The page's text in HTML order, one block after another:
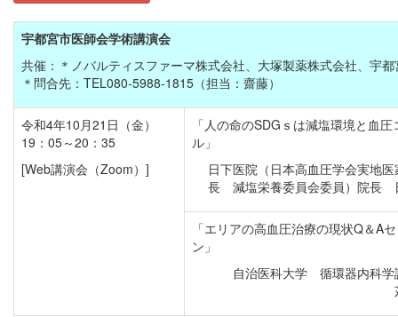
宇都宮市医師会学術講演会
共催：＊ノバルティスファーマ株式会社、大塚製薬株式会社、宇
＊問合先：TEL080-5988-1815（担当：齋藤）
令和4年10月21日（金）
19：05～20：35
[Web講演会（Zoom）]
「人の命のSDGｓは減塩環境と血
ル」
日下医院（日本高血圧学会実地
長 減塩栄養委員会委員）院長
「エリアの高血圧治療の現状Q＆A
ン」
自治医科大学 循環器内科